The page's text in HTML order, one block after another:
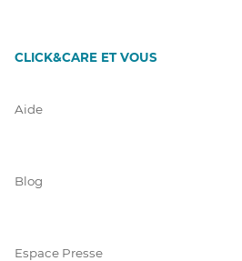
CLICK&CARE ET VOUS
Aide
Blog
Espace Presse